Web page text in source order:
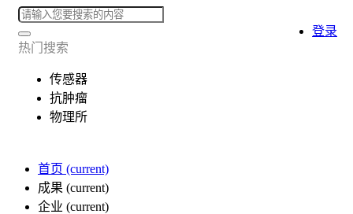
热门搜索
传感器
抗肿瘤
物理所
首页 (current)
成果 (current)
企业 (current)
登录